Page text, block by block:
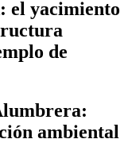
el yacimiento
de
ambiental